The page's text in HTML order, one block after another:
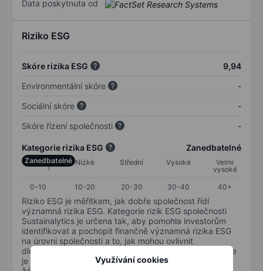
Využívání cookies
Data poskytnuta od
Riziko ESG
Skóre rizika ESG
9,94
Environmentální skóre
-
Sociální skóre
-
Skóre řízení společnosti
-
Kategorie rizika ESG Zanedbatelné
Zanedbatelné Nízké Střední Vysoké
Velmi
vysoké
0-10
10-20 20-30 30-40 40+
Riziko ESG je měřítkem, jak dobře společnost řídí
významná rizika ESG. Kategorie rizik ESG společnosti
Sustainalytics je určena tak, aby pomohla investorům
identifikovat a pochopit finančně významná rizika ESG
na úrovni společnosti a to, jak mohou ovlivnit
dlouhodobou výkonnost kapitálových investic. Stupnice
je od 0 do 100. Čím nižší riziko, tím lépe (0 znamená